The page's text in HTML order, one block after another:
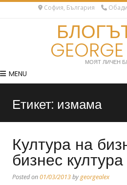
София, България Обади
МОЯТ ЛИЧЕН
MENU
Етикет: измама
Култура на
бизнес култура
Posted on01/03/2013bygeorgealex